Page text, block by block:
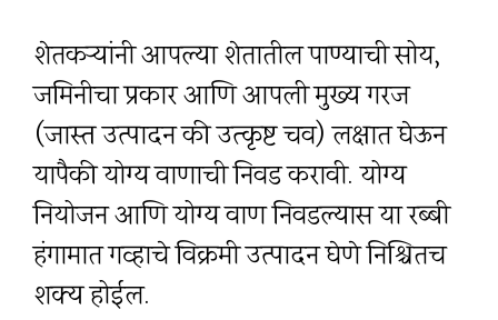
शेतकऱ्यांनी आपल्या शेतातील पाण्याची सोय,
जमिनीचा प्रकार आणि आपली मुख्य गरज
(जास्त उत्पादन की उत्कृष्ट चव) लक्षात घेऊन
यापैकी योग्य वाणाची निवड करावी. योग्य
नियोजन आणि योग्य वाण निवडल्यास या रब्बी
हंगामात गव्हाचे विक्रमी उत्पादन घेणे निश्चितच
शक्य होईल.